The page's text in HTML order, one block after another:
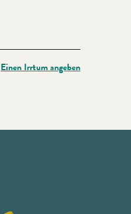
Einen Irrtum angeben